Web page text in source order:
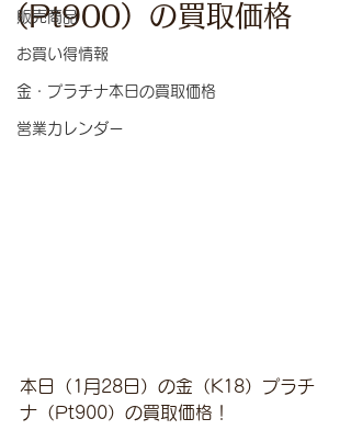
販売商品
お買い得情報
金・プラチナ本日の買取価格
営業カレンダー
（Pt900）の買取価格
本日（1月28日）の金（K18）プラチ
ナ（Pt900）の買取価格！